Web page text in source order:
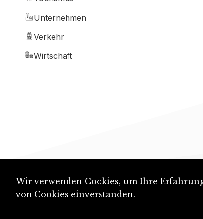
Unternehmen
Verkehr
Wirtschaft
Wir verwenden Cookies, um Ihre
von Cookies einverstanden.